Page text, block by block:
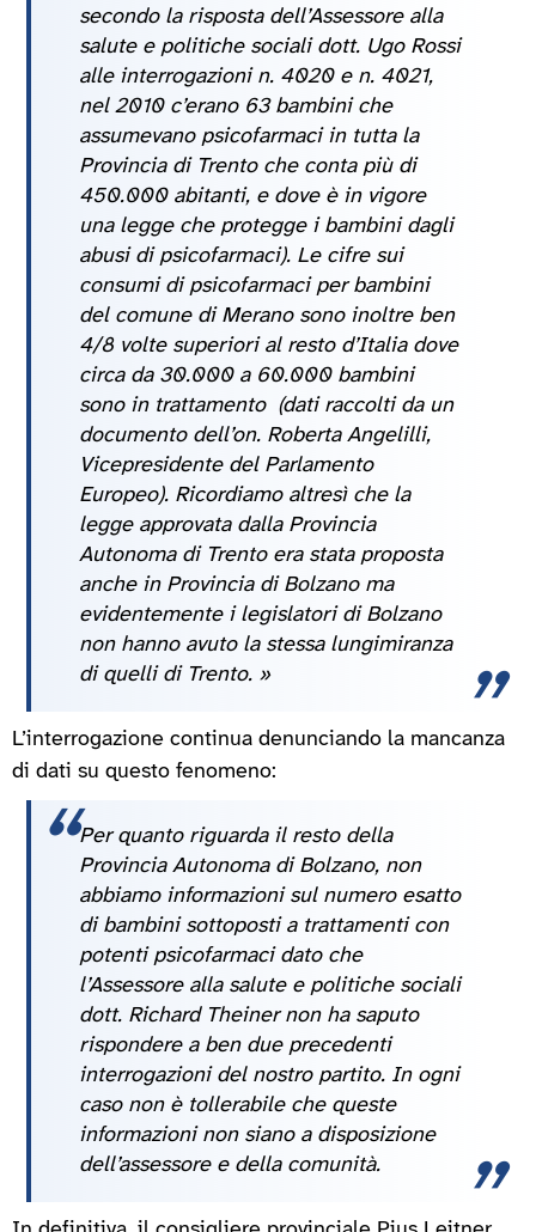
secondo la risposta dell’Assessore alla
salute e politiche sociali dott. Ugo Rossi
alle interrogazioni n. 4020 e n. 4021,
nel 2010 c’erano 63 bambini che
assumevano psicofarmaci in tutta la
Provincia di Trento che conta più di
450.000 abitanti, e dove è in vigore
una legge che protegge i bambini dagli
abusi di psicofarmaci). Le cifre sui
consumi di psicofarmaci per bambini
del comune di Merano sono inoltre ben
4/8 volte superiori al resto d’Italia dove
circa da 30.000 a 60.000 bambini
sono in trattamento (dati raccolti da un
documento dell’on. Roberta Angelilli,
Vicepresidente del Parlamento
Europeo). Ricordiamo altresì che la
legge approvata dalla Provincia
Autonoma di Trento era stata proposta
anche in Provincia di Bolzano ma
evidentemente i legislatori di Bolzano
non hanno avuto la stessa lungimiranza
di quelli di Trento. »
L’interrogazione continua denunciando la mancanza
di dati su questo fenomeno:
Per quanto riguarda il resto della
Provincia Autonoma di Bolzano, non
abbiamo informazioni sul numero esatto
di bambini sottoposti a trattamenti con
potenti psicofarmaci dato che
l’Assessore alla salute e politiche sociali
dott. Richard Theiner non ha saputo
rispondere a ben due precedenti
interrogazioni del nostro partito. In ogni
caso non è tollerabile che queste
informazioni non siano a disposizione
dell’assessore e della comunità.